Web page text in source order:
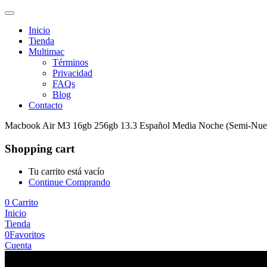
Inicio
Tienda
Multimac
Términos
Privacidad
FAQs
Blog
Contacto
Macbook Air M3 16gb 256gb 13.3 Español Media Noche (Semi-
Shopping cart
Tu carrito está vacío
Continue Comprando
0 Carrito
Inicio
Tienda
0Favoritos
Cuenta